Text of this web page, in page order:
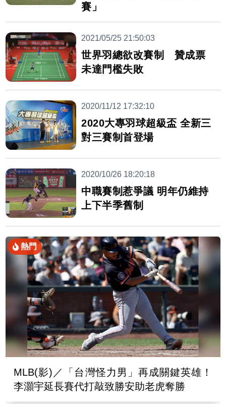
賽」
2021/05/25 21:50:03
世界羽總欲改賽制 贊成票
未達門檻失敗
2020/11/12 17:32:10
2020大專羽球超級盃 全新三
對三賽制首登場
2020/10/26 18:20:18
中職賽制惹爭議 明年仍維持
上下半季舊制
熱門
MLB(影)／「台灣怪力男」再成關鍵英雄！
李灝宇延長賽代打敲致勝安助老虎奪勝